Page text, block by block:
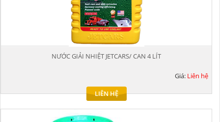
NƯỚC GIẢI NHIỆT JETCARS/ CAN 4 LÍT
Giá: Liên hệ
LIÊN HỆ